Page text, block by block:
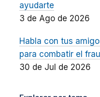
ayudarte
3 de Ago de 2026
Habla con tus
para combatir el
30 de Jul de 2026